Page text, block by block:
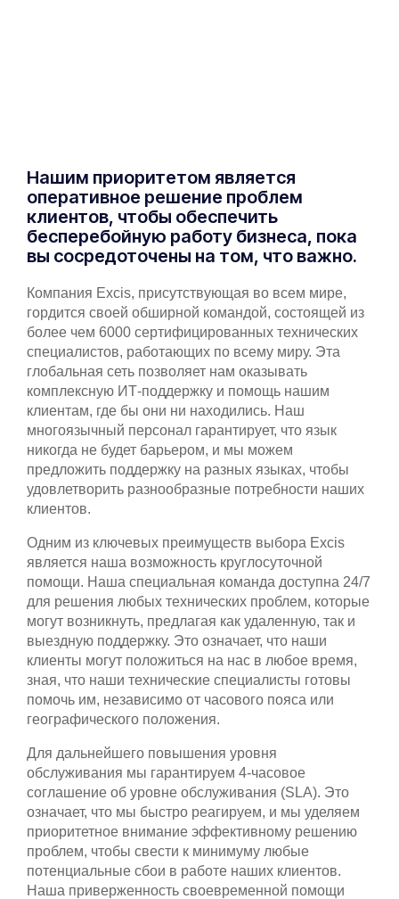
Нашим приоритетом является
оперативное решение проблем
клиентов, чтобы обеспечить
бесперебойную работу бизнеса, пока
вы сосредоточены на том, что важно.
Компания Excis, присутствующая во всем мире,
гордится своей обширной командой, состоящей из
более чем 6000 сертифицированных технических
специалистов, работающих по всему миру. Эта
глобальная сеть позволяет нам оказывать
комплексную ИТ-поддержку и помощь нашим
клиентам, где бы они ни находились. Наш
многоязычный персонал гарантирует, что язык
никогда не будет барьером, и мы можем
предложить поддержку на разных языках, чтобы
удовлетворить разнообразные потребности наших
клиентов.
Одним из ключевых преимуществ выбора Excis
является наша возможность круглосуточной
помощи. Наша специальная команда доступна 24/7
для решения любых технических проблем, которые
могут возникнуть, предлагая как удаленную, так и
выездную поддержку. Это означает, что наши
клиенты могут положиться на нас в любое время,
зная, что наши технические специалисты готовы
помочь им, независимо от часового пояса или
географического положения.
Для дальнейшего повышения уровня
обслуживания мы гарантируем 4-часовое
соглашение об уровне обслуживания (SLA). Это
означает, что мы быстро реагируем, и мы уделяем
приоритетное внимание эффективному решению
проблем, чтобы свести к минимуму любые
потенциальные сбои в работе наших клиентов.
Наша приверженность своевременной помощи